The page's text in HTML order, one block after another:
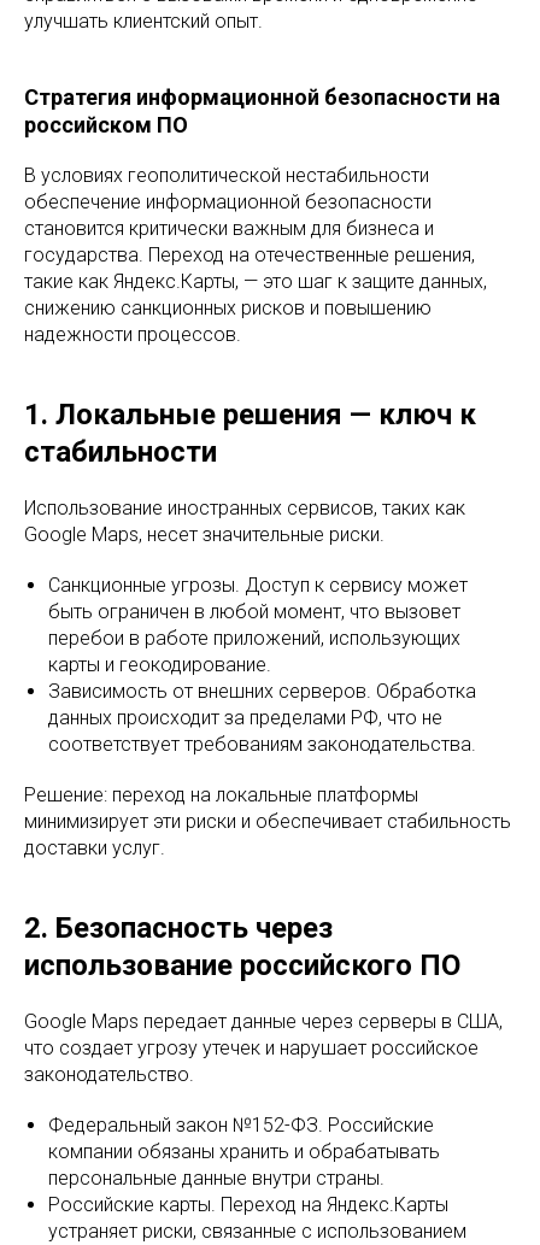
улучшать клиентский опыт.
Стратегия информационной безопасности на
российском ПО
В условиях геополитической нестабильности
обеспечение информационной безопасности
становится критически важным для бизнеса и
государства. Переход на отечественные решения,
такие как Яндекс.Карты, — это шаг к защите данных,
снижению санкционных рисков и повышению
надежности процессов.
1. Локальные решения — ключ к
стабильности
Использование иностранных сервисов, таких как
Google Maps, несет значительные риски.
Санкционные угрозы. Доступ к сервису может
быть ограничен в любой момент, что вызовет
перебои в работе приложений, использующих
карты и геокодирование.
Зависимость от внешних серверов. Обработка
данных происходит за пределами РФ, что не
соответствует требованиям законодательства.
Решение: переход на локальные платформы
минимизирует эти риски и обеспечивает стабильность
доставки услуг.
2. Безопасность через
использование российского ПО
Google Maps передает данные через серверы в США,
что создает угрозу утечек и нарушает российское
законодательство.
Федеральный закон №152-ФЗ. Российские
компании обязаны хранить и обрабатывать
персональные данные внутри страны.
Российские карты. Переход на Яндекс.Карты
устраняет риски, связанные с использованием